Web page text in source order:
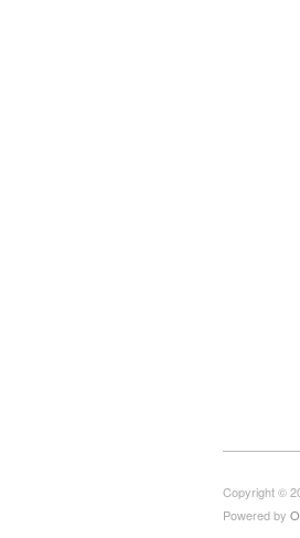
Copyright ©
Powered by